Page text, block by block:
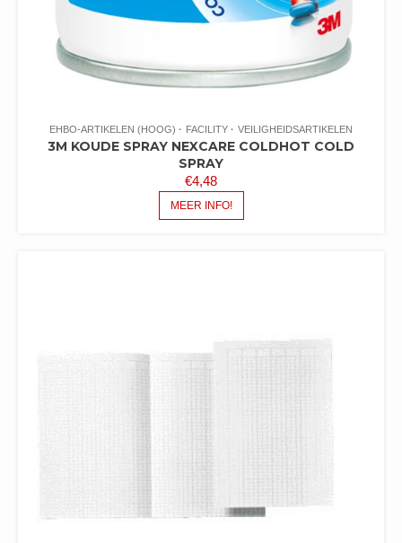
EHBO-ARTIKELEN (HOOG) FACILITY VEILIGHEIDSARTIKELEN
3M KOUDE SPRAY NEXCARE COLDHOT COLD
SPRAY
€4,48
MEER INFO!